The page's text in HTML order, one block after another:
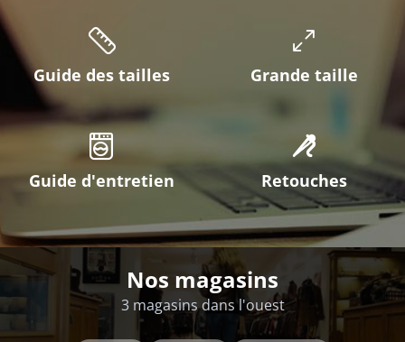
Guide des tailles Grande taille
Guide d'entretien Retouches
Nos magasins
3 magasins dans l'ouest